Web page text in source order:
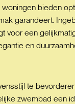
bieden
garandeert.
voor een
en
te
zwembad een